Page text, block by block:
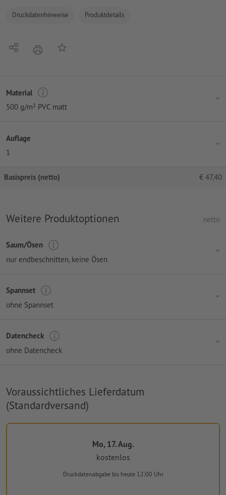
Druckdatenhinweise Produktdetails
Teilen DruckenAuf die Merkliste
Material
500 g/m² PVC matt
Auflage
1
Basispreis (netto) € 47,40
Weitere Produktoptionen netto
Saum/Ösen
nur endbeschnitten, keine Ösen
Spannset
ohne Spannset
Datencheck
ohne Datencheck
Voraussichtliches Lieferdatum
(Standardversand)
Mo, 17. Aug.
kostenlos
Druckdatenabgabe bis heute 12:00 Uhr